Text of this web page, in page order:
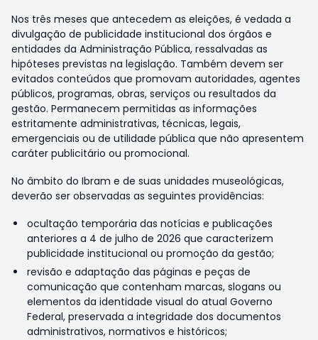
Nos três meses que antecedem as eleições, é vedada a
divulgação de publicidade institucional dos órgãos e
entidades da Administração Pública, ressalvadas as
hipóteses previstas na legislação. Também devem ser
evitados conteúdos que promovam autoridades, agentes
públicos, programas, obras, serviços ou resultados da
gestão. Permanecem permitidas as informações
estritamente administrativas, técnicas, legais,
emergenciais ou de utilidade pública que não apresentem
caráter publicitário ou promocional.
No âmbito do Ibram e de suas unidades museológicas,
deverão ser observadas as seguintes providências:
ocultação temporária das notícias e publicações
anteriores a 4 de julho de 2026 que caracterizem
publicidade institucional ou promoção da gestão;
revisão e adaptação das páginas e peças de
comunicação que contenham marcas, slogans ou
elementos da identidade visual do atual Governo
Federal, preservada a integridade dos documentos
administrativos, normativos e históricos;